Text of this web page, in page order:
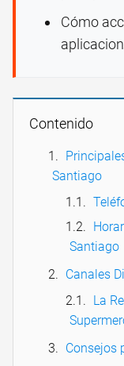
Cómo
Contenido
Santiago
Santiago
Canales
La
Consejos